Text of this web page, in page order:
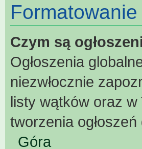
Czym są
Ogłoszenia
niezwłocznie
listy wątków oraz
tworzenia
Góra